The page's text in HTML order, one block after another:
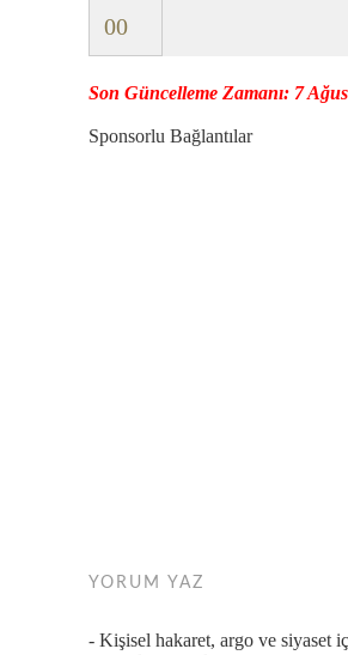
00
Son Güncelleme Zamanı: 7
Sponsorlu Bağlantılar
YORUM YAZ
- Kişisel hakaret, argo ve siyaset